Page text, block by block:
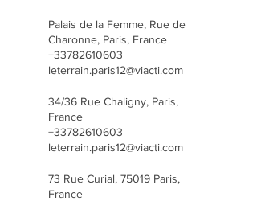
Palais de la Femme, Rue de
Charonne, Paris, France
+33782610603
leterrain.paris12@viacti.com
34/36 Rue Chaligny, Paris,
France
+33782610603
leterrain.paris12@viacti.com
73 Rue Curial, 75019 Paris,
France